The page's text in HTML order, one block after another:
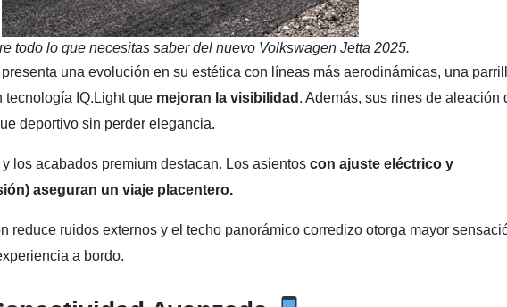
todo lo que necesitas saber del nuevo Volkswagen Jetta 2025.
presenta una evolución en su estética con líneas más aerodinámicas, una
tecnología IQ.Light que mejoran la visibilidad . Además, sus rines de aleación
deportivo sin perder elegancia.
los acabados premium destacan. Los asientos con ajuste eléctrico y
aseguran un viaje placentero.
reduce ruidos externos y el techo panorámico corredizo otorga mayor
a bordo.